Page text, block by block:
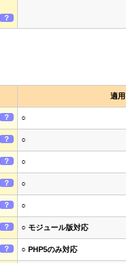
？
適用
？ ○
？ ○
？ ○
？ ○
？ ○
？ ○ モジュール版対応
？ ○ PHP5のみ対応